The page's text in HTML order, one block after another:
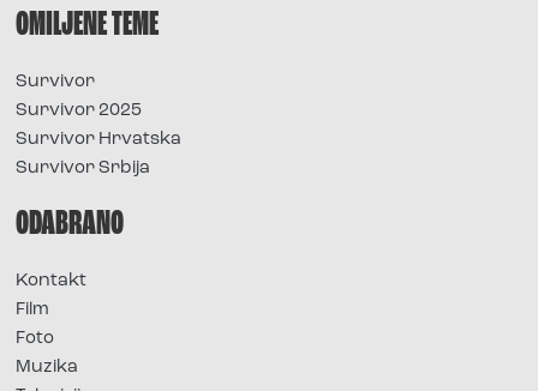
OMILJENE TEME
Survivor
Survivor 2025
Survivor Hrvatska
Survivor Srbija
ODABRANO
Kontakt
Film
Foto
Muzika